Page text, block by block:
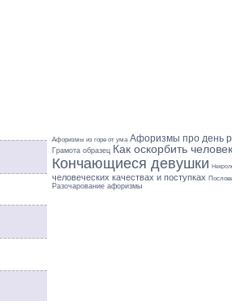
Афоризмы из горе от ума Афоризмы про день
Грамота образец Как оскорбить
Кончающиеся девушки
человеческих качествах и поступках
Разочарование афоризмы